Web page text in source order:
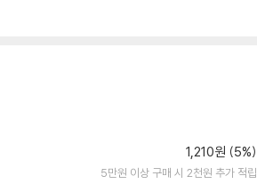
1,210원 (5%)
5만원 이상 구매 시 2천원 추가 적립